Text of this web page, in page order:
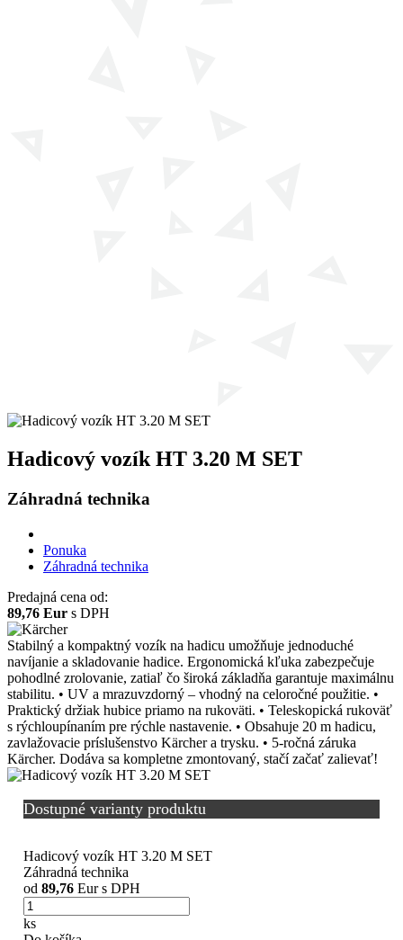
Hadicový vozík HT 3.20 M SET
Záhradná technika
Ponuka
Záhradná technika
Predajná cena od:
89,76 Eur s DPH
Stabilný a kompaktný vozík na hadicu umožňuje jednoduché
navíjanie a skladovanie hadice. Ergonomická kľuka zabezpečuje
pohodlné zrolovanie, zatiaľ čo široká základňa garantuje maximálnu
stabilitu. • UV a mrazuvzdorný – vhodný na celoročné použitie. •
Praktický držiak hubice priamo na rukoväti. • Teleskopická rukoväť
s rýchloupínaním pre rýchle nastavenie. • Obsahuje 20 m hadicu,
zavlažovacie príslušenstvo Kärcher a trysku. • 5-ročná záruka
Kärcher. Dodáva sa kompletne zmontovaný, stačí začať zalievať!
Dostupné varianty produktu
Hadicový vozík HT 3.20 M SET
Záhradná technika
od 89,76 Eur s DPH
ks